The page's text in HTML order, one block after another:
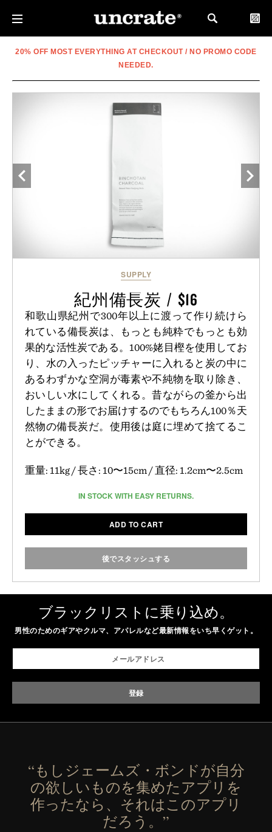
20% OFF MOST EVERYTHING AT CHECKOUT / NO PROMO CODE
NEEDED.
SUPPLY
紀州備長炭 / $16
和歌山県紀州で300年以上に渡って作り続けら
れている備長炭は、もっとも純粋でもっとも効
果的な活性炭である。100%姥目樫を使用してお
り、水の入ったピッチャーに入れると炭の中に
あるわずかな空洞が毒素や不純物を取り除き、
おいしい水にしてくれる。昔ながらの釜から出
したままの形でお届けするのでもちろん100％天
然物の備長炭だ。使用後は庭に埋めて捨てるこ
とができる。
重量: 11kg / 長さ: 10〜15cm / 直径: 1.2cm〜2.5cm
IN STOCK WITH EASY RETURNS.
ADD TO CART
後でスタッシュする
ブラックリストに乗り込め。
男性のためのギアやクルマ、アパレルなど最新情報をいち早くゲット。
“もしジェームズ・ボンドが自分
の欲しいものを集めたアプリを
作ったなら、それはこのアプリ
だろう。”